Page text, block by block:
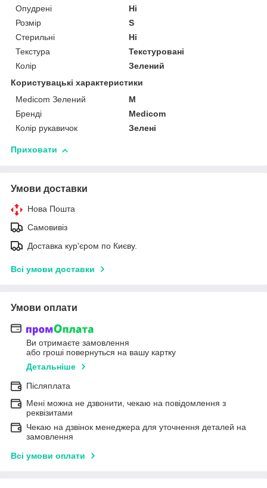
Опудрені
Ні
Розмір
S
Стерильні
Ні
Текстура
Текстуровані
Колір
Зелений
Користувацькі характеристики
Medicom Зелений
M
Бренді
Medicom
Колір рукавичок
Зелені
Приховати
Умови доставки
Нова Пошта
Самовивіз
Доставка кур'єром по Києву.
Всі умови доставки
Умови оплати
Ви отримаєте замовлення
або гроші повернуться на вашу картку
Детальніше
Післяплата
Мені можна не дзвонити, чекаю на повідомлення з
реквізитами
Чекаю на дзвінок менеджера для уточнення деталей на
замовлення
Всі умови оплати